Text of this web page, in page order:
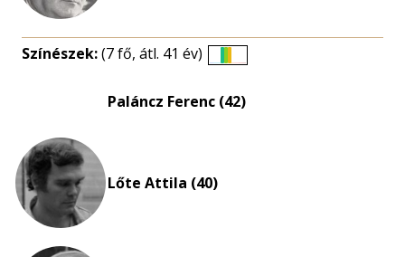
Színészek:(7 fő, átl. 41 év)
eloszlás
Paláncz Ferenc (42)
Lőte Attila (40)